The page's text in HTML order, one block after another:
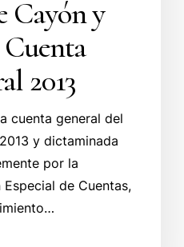
Cayón y
Cuenta
2013
cuenta general del
y dictaminada
por la
Especial de Cuentas,